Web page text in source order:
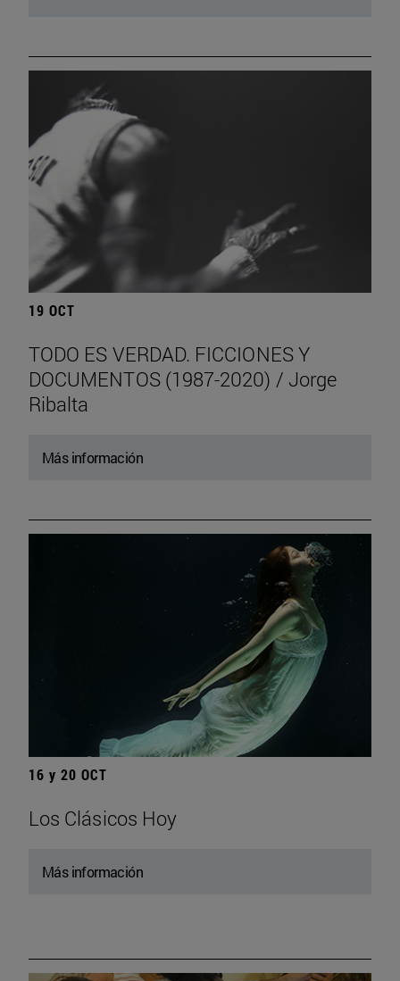
19 OCT
TODO ES VERDAD. FICCIONES Y
DOCUMENTOS (1987-2020) / Jorge
Ribalta
Más información
16 y 20 OCT
Los Clásicos Hoy
Más información